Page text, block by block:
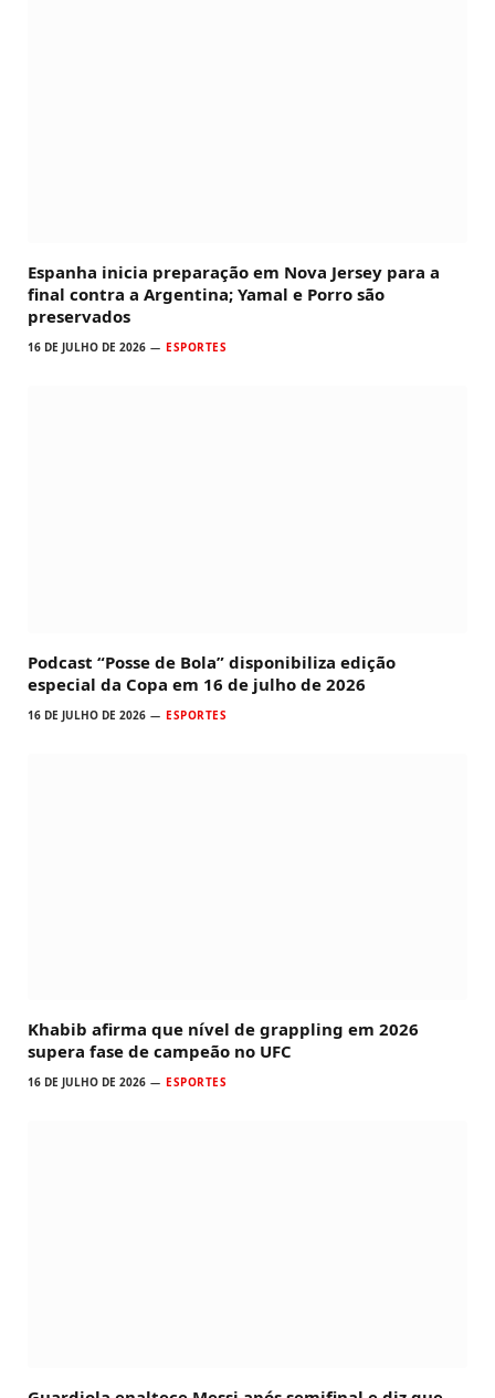
Espanha inicia preparação em Nova Jersey para a
final contra a Argentina; Yamal e Porro são
preservados
16 DE JULHO DE 2026 ESPORTES
Podcast “Posse de Bola” disponibiliza edição
especial da Copa em 16 de julho de 2026
16 DE JULHO DE 2026 ESPORTES
Khabib afirma que nível de grappling em 2026
supera fase de campeão no UFC
16 DE JULHO DE 2026 ESPORTES